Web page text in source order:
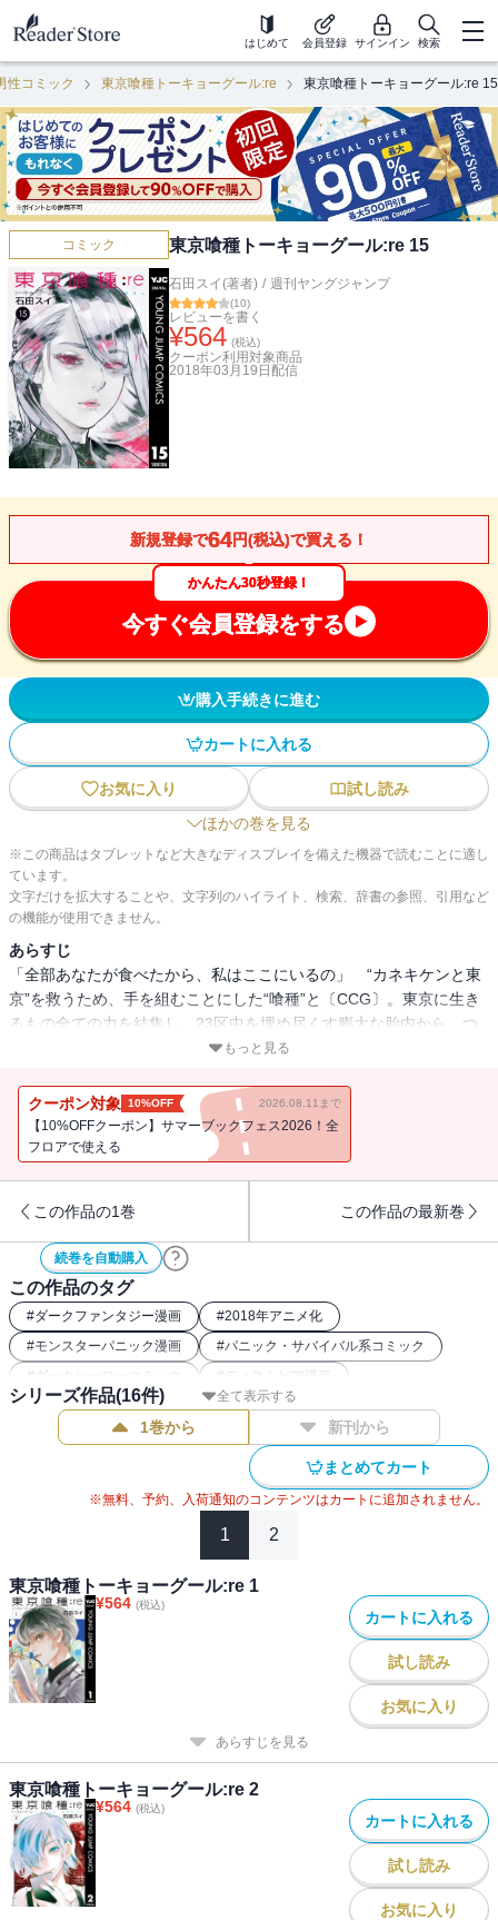
はじめて 会員登録 サインイン 検索
性コミック 東京喰種トーキョーグール:re 東京喰種トーキョーグール:re 15
コミック 東京喰種トーキョーグール:re 15
石田スイ(著者) / 週刊ヤングジャンプ
(10)
レビューを書く
¥564 (税込)
クーポン利用対象商品
2018年03月19日 配信
新規登録で64円(税込)で買える！
かんたん30秒登録！
今すぐ会員登録をする
購入手続きに進む
カートに入れる
お気に入り
試し読み
ほかの巻を見る
※この商品はタブレットなど大きなディスプレイを備えた機器で読むことに適し
ています。
文字だけを拡大することや、文字列のハイライト、検索、辞書の参照、引用など
の機能が使用できません。
あらすじ
「全部あなたが食べたから、私はここにいるの」 “カネキケンと東
京”を救うため、手を組むことにした“喰種”と〔CCG〕。東京に生き
るもの全ての力を結集し、23区中を埋め尽くす膨大な胎内から、つ
いに本体の足がかりを掴んだ両者。“佐々木琲世”の幻影を追う六月透
対峙。そして、カネキの脳内には、文字と“喰”を愛した“あの女性”が
――…！
もっと見る
クーポン対象 10%OFF 2026.08.11まで
【10%OFFクーポン】サマーブックフェス2026！全
フロアで使える
この作品の1巻 この作品の最新巻
続巻を自動購入
この作品のタグ
#ダークファンタジー漫画 #2018年アニメ化
#モンスターパニック漫画 #パニック・サバイバル系コミック
# ダークヒーローコミック # ディストピア漫画
#東京喰種トーキョーグール関連作
全て表示する
シリーズ作品(16件)
1巻から 新刊から
まとめてカート
※無料、予約、入荷通知のコンテンツはカートに追加されません。
1 2
東京喰種トーキョーグール:re 1
¥564 (税込)
カートに入れる
試し読み
お気に入り
あらすじを見る
東京喰種トーキョーグール:re 2
¥564 (税込)
カートに入れる
試し読み
お気に入り